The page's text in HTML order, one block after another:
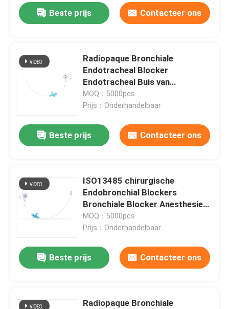
Producten
Over ons
Beste prijs Contacteer ons
Radiopaque Bronchiale
Endotracheal Blocker
Endotracheal Buis van
Uniblocker
MOQ：5000pcs
Prijs：Onderhandelbaar
Beste prijs Contacteer ons
ISO13485 chirurgische
Endobronchial Blockers
Bronchiale Blocker Anesthesie
7.0FR
MOQ：5000pcs
Prijs：Onderhandelbaar
Beste prijs Contacteer ons
Radiopaque Bronchiale